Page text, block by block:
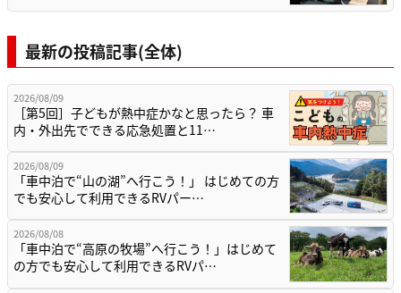
最新の投稿記事(全体)
2026/08/09
［第5回］子どもが熱中症かなと思ったら？ 車
内・外出先でできる応急処置と11…
2026/08/09
「車中泊で“山の湖”へ行こう！」 はじめての方
でも安心して利用できるRVパー…
2026/08/08
「車中泊で“高原の牧場”へ行こう！」はじめて
の方でも安心して利用できるRVパ…